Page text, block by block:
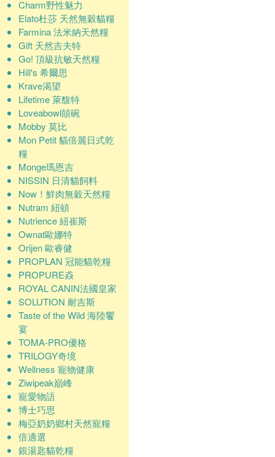
Charm野性魅力
Elato杜莎 天然無穀貓糧
Farmina 法米納天然糧
Gift 天然吉夫特
Go! 頂級抗敏天然糧
Hill's 希爾思
Krave渴望
Lifetime 萊馥特
Loveabowl囍碗
Mobby 莫比
Mon Petit 貓倍麗日式乾
糧
Monge瑪恩吉
NISSIN 日清貓飼料
Now！鮮肉無穀天然糧
Nutram 紐頓
Nutrience 紐崔斯
Ownat歐娜特
Orijen 歐睿健
PROPLAN 冠能貓乾糧
PROPURE猋
ROYAL CANIN法國皇家
SOLUTION 耐吉斯
Taste of the Wild 海陸饗
宴
TOMA-PRO優格
TRILOGY奇境
Wellness 寵物健康
Ziwipeak巔峰
寵愛物語
博士巧思
梅亞奶奶鄉村天然寵糧
倍適選
銀湯匙貓乾糧